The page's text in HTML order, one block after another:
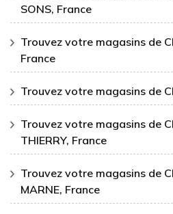
SONS, France
Trouvez votre magasins de
France
Trouvez votre magasins de
Trouvez votre magasins de
THIERRY, France
Trouvez votre magasins de
MARNE, France